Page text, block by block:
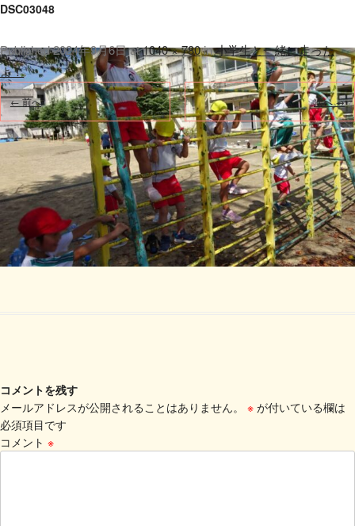
DSC03048
Published2024年9月6日at1040 × 780in小学生と一緒に走った
よ！.
← 前へ 次へ →
コメントを残す
メールアドレスが公開されることはありません。
※ が付いている欄は
必須項目です
コメント ※